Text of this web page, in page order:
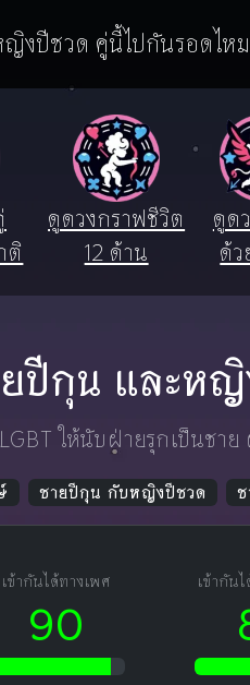
งปีชวด คู่นี้ไปกันรอดไหม
ติ
ดูดวงกราฟชีวิต
12 ด้าน
ดูด
ด้ว
ปีกุน และห
ให้นับฝ่ายรุกเป็นชา
ชายปีกุน กับหญิงปีชวด
เข้ากันได้ทางเพศ
90
เข้ากัน